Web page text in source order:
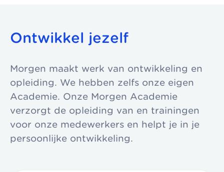
Ontwikkel jezelf
Morgen maakt werk van ontwikkeling en
opleiding. We hebben zelfs onze eigen
Academie. Onze Morgen Academie
verzorgt de opleiding van en trainingen
voor onze medewerkers en helpt je in je
persoonlijke ontwikkeling.